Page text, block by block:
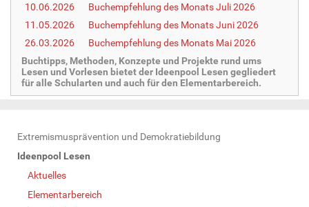
:
10.06.2026
Buchempfehlung des Monats Juli 2026
11.05.2026
Buchempfehlung des Monats Juni 2026
26.03.2026
Buchempfehlung des Monats Mai 2026
Buchtipps, Methoden, Konzepte und Projekte rund ums
Lesen und Vorlesen bietet der Ideenpool Lesen gegliedert
für alle Schularten und auch für den Elementarbereich.
N
a
Extremismusprävention und Demokratiebildung
Ideenpool Lesen
Aktuelles
Elementarbereich